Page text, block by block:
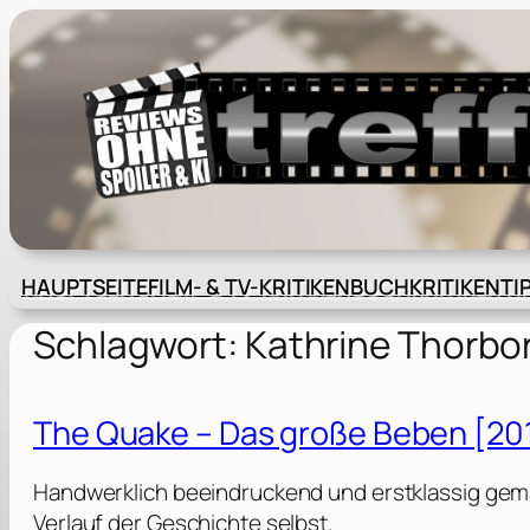
Zum
Inhalt
springen
HAUPTSEITEFILM- & TV-KRITIKENBUCHKRITIKEN
Schlagwort: Kathrine
The Quake – Das große Beben
Handwerklich beeindruckend und erstklassig
Verlauf der Geschichte selbst.